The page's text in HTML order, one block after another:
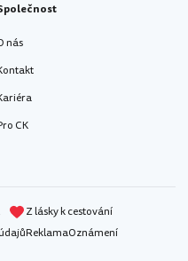
nás
CK
Z lásky k cestování
ReklamaOznámení